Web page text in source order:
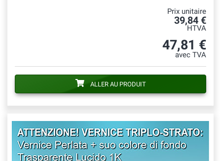
Prix unitaire
39,84 €
HTVA
47,81 €
avec TVA
ALLER AU PRODUIT